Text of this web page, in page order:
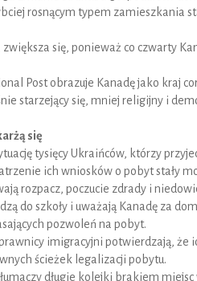
rosnącym typem zamieszkania
zwiększa się, ponieważ co czwarty
Post obrazuje Kanadę jako kraj
starzejący się, mniej religijny i
się
tysięcy Ukraińców, którzy
ich wniosków o pobyt stały
rozpacz, poczucie zdrady i
do szkoły i uważają Kanadę za
pozwoleń na pobyt.
imigracyjni potwierdzają, że
ścieżek legalizacji pobytu.
długie kolejki brakiem